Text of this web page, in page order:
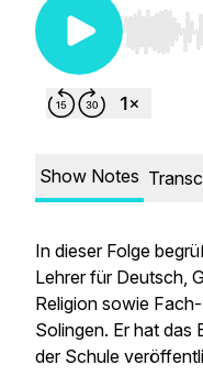
Use Left/
Show Notes
In dieser Folge
Lehrer für Deutsch,
Religion sowie
Solingen. Er hat das
der Schule